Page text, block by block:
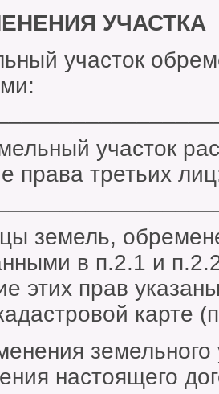
УЧАСТКА
участок
участок
права третьих
земель,
в п.2.1 и
этих прав
карте
земельного
настоящего